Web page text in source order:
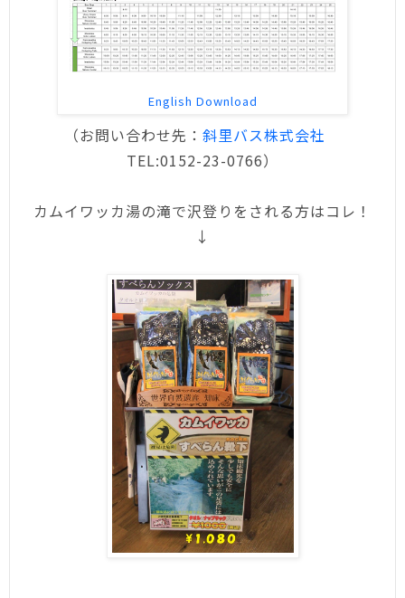
English Download
（お問い合わせ先： 斜里バス株式会社
TEL:0152-23-0766）
カムイワッカ湯の滝で沢登りをされる方はコレ！
↓